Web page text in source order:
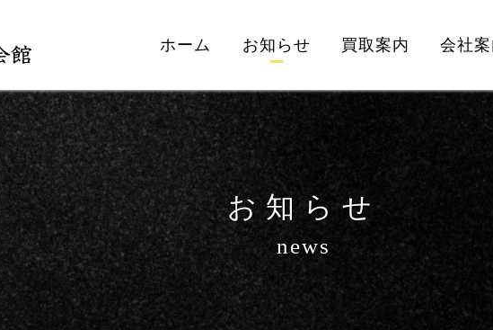
ホーム お知らせ 買取案内 会社案
お知らせ
news